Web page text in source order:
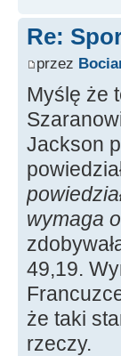
Re:
przez
Myślę że
Jackson
wymaga
49,19.
że taki
rzeczy.